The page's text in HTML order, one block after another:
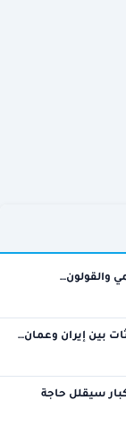
بين إيران وعمان…
سيقلل حاجة